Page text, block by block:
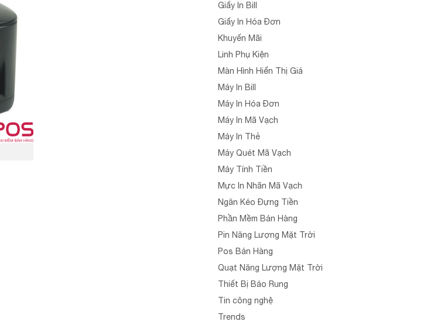
Giấy In Bill
Giấy In Hóa Đơn
Khuyến Mãi
Linh Phụ Kiện
Màn Hình Hiển Thị Giá
Máy In Bill
Máy In Hóa Đơn
Máy In Mã Vạch
Máy In Thẻ
Máy Quét Mã Vạch
Máy Tính Tiền
Mực In Nhãn Mã Vạch
Ngăn Kéo Đựng Tiền
Phần Mềm Bán Hàng
Pin Năng Lượng Mặt Trời
Pos Bán Hàng
Quạt Năng Lượng Mặt Trời
Thiết Bị Báo Rung
Tin công nghệ
Trends